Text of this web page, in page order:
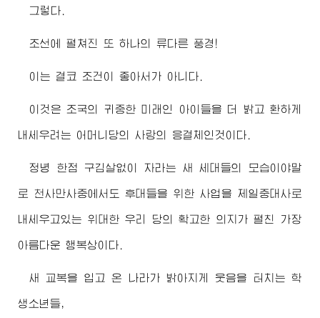
그렇다.
조선에 펼쳐진 또 하나의 류다른 풍경!
이는 결코 조건이 좋아서가 아니다.
이것은 조국의 귀중한 미래인 아이들을 더 밝고 환하게
내세우려는 어머니당의 사랑의 응결체인것이다.
정녕 한점 구김살없이 자라는 새 세대들의 모습이야말
로 천사만사중에서도 후대들을 위한 사업을 제일중대사로
내세우고있는 위대한 우리 당의 확고한 의지가 펼친 가장
아름다운 행복상이다.
새 교복을 입고 온 나라가 밝아지게 웃음을 터치는 학
생소년들,